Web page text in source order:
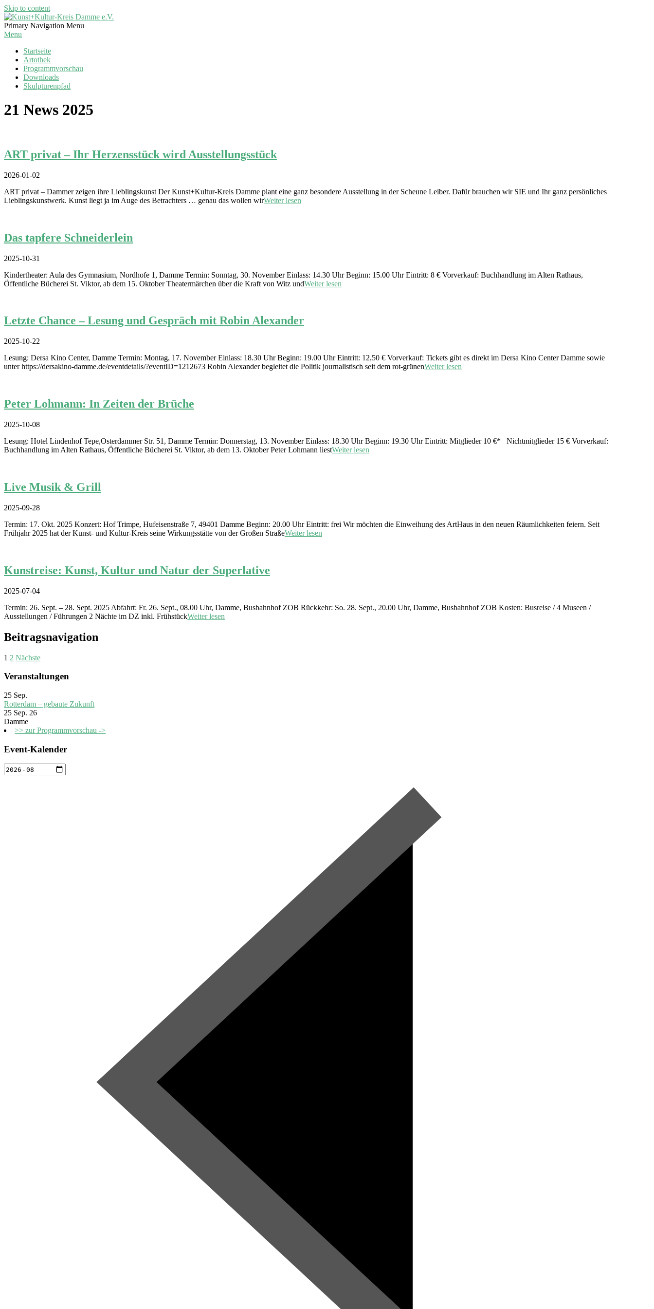
Skip to content
Kunst+Kultur-
Kreis
Primary Navigation Menu
Menu
Startseite
Artothek
Programmvorschau
Downloads
Skulpturenpfad
21 News 2025
ART privat – Ihr Herzensstück wird Ausstellungsstück
2026-01-02
ART privat – Dammer zeigen ihre Lieblingskunst Der Kunst+Kultur-Kreis Damme plant eine ganz besondere Ausstellung in der Scheune Leiber. Dafür brauchen wir SIE und Ihr ganz persönliches
Lieblingskunstwerk. Kunst liegt ja im Auge des Betrachters … genau das wollen wirWeiter lesen
Das tapfere Schneiderlein
2025-10-31
Kindertheater: Aula des Gymnasium, Nordhofe 1, Damme Termin: Sonntag, 30. November Einlass: 14.30 Uhr Beginn: 15.00 Uhr Eintritt: 8 € Vorverkauf: Buchhandlung im Alten Rathaus,
Öffentliche Bücherei St. Viktor, ab dem 15. Oktober Theatermärchen über die Kraft von Witz undWeiter lesen
Letzte Chance – Lesung und Gespräch mit Robin Alexander
2025-10-22
Lesung: Dersa Kino Center, Damme Termin: Montag, 17. November Einlass: 18.30 Uhr Beginn: 19.00 Uhr Eintritt: 12,50 € Vorverkauf: Tickets gibt es direkt im Dersa Kino Center Damme sowie
unter https://dersakino-damme.de/eventdetails/?eventID=1212673 Robin Alexander begleitet die Politik journalistisch seit dem rot-grünenWeiter lesen
Peter Lohmann: In Zeiten der Brüche
2025-10-08
Lesung: Hotel Lindenhof Tepe,Osterdammer Str. 51, Damme Termin: Donnerstag, 13. November Einlass: 18.30 Uhr Beginn: 19.30 Uhr Eintritt: Mitglieder 10 €* Nichtmitglieder 15 € Vorverkauf:
Buchhandlung im Alten Rathaus, Öffentliche Bücherei St. Viktor, ab dem 13. Oktober Peter Lohmann liestWeiter lesen
Live Musik & Grill
2025-09-28
Termin: 17. Okt. 2025 Konzert: Hof Trimpe, Hufeisenstraße 7, 49401 Damme Beginn: 20.00 Uhr Eintritt: frei Wir möchten die Einweihung des ArtHaus in den neuen Räumlichkeiten feiern. Seit
Frühjahr 2025 hat der Kunst- und Kultur-Kreis seine Wirkungsstätte von der Großen StraßeWeiter lesen
Kunstreise: Kunst, Kultur und Natur der Superlative
2025-07-04
Termin: 26. Sept. – 28. Sept. 2025 Abfahrt: Fr. 26. Sept., 08.00 Uhr, Damme, Busbahnhof ZOB Rückkehr: So. 28. Sept., 20.00 Uhr, Damme, Busbahnhof ZOB Kosten: Busreise / 4 Museen /
Ausstellungen / Führungen 2 Nächte im DZ inkl. FrühstückWeiter lesen
Beitragsnavigation
1 2 Nächste
Veranstaltungen
25 Sep.
Rotterdam – gebaute Zukunft
25 Sep. 26
Damme
>> zur Programmvorschau ->
Event-Kalender